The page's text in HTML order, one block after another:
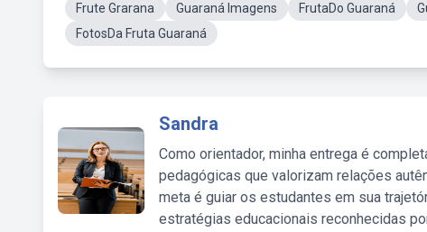
Frute Grarana
Guaraná Imagens FrutaDo Guaraná
FotosDa Fruta Guaraná
Sandra
Como orientador, minha entrega é
pedagógicas que valorizam relações
meta é guiar os estudantes em sua
estratégias educacionais reconhecidas